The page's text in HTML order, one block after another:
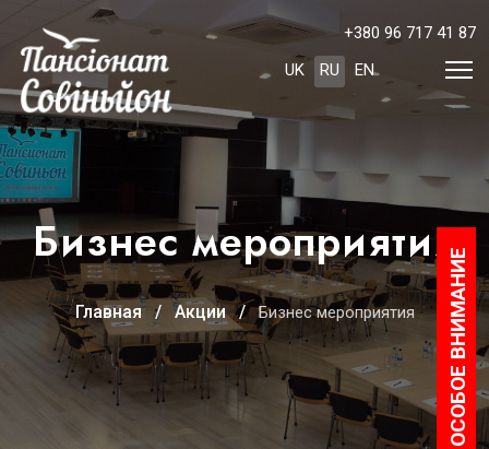
Выберите язык
UK RU EN
+380 96 717 41 87
Бизнес мероприятия
Главная Акции Бизнес мероприятия ОСОБОЕ ВНИМАНИЕ